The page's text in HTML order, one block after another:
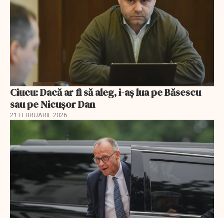
Ciucu: Dacă ar fi să aleg, i-aș lua pe Băsescu
sau pe Nicușor Dan
21 FEBRUARIE 2026